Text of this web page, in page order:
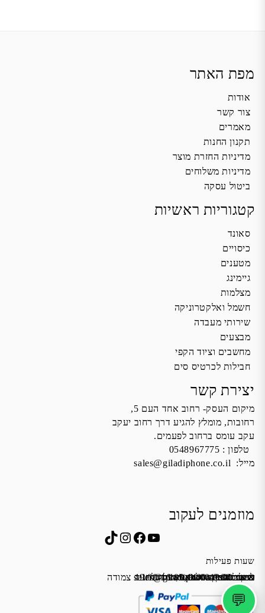
💬
מפת האתר
אודות
צור קשר
מאמרים
תקנון החנות
מדיניות החזרת מוצר
מדיניות משלוחים
ביטול עסקה
קטגוריות ראשיות
סאונד
כיסויים
מטענים
גיימינג
מצלמות
חשמל ואלקטרוניקה
שירותי מעבדה
מבצעים
מחשבים וציוד הקפי
חבילות לכרטיס סים
יצירת קשר
מיקום העסק- רחוב אחד העם 5,
רחובות, מומלץ להגיע דרך רחוב יעקב
עקב עומס ברחוב לפעמים.
טלפון : 0548967775
מייל: sales@giladiphone.co.il
מוזמנים לעקוב
YouTube
Facebook
Instagram
TikTok
שעות פעילות
כתובת: אחד העם 5, רחובות
א׳-ה׳ 19:00-16:00,14:00-9:30
שישי 9:00-13:00
שבת סגור
מייל:sales@giladiphone.co.il
מיקום חנייה: יש אפשרות לחניה צמודה
לחנות התקשרו ואדאג לזה.
*נא להתקשר לפני הגעה